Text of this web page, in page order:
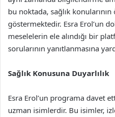
bu noktada, sağlık
göstermektedir. Esra Erol’un
meselelerin ele alındığı bir
sorularının yanıtlanmasına
Sağlık Konusuna Duyarlılık
Esra Erol’un programa davet
uzman isimlerdir. Bu isimler,